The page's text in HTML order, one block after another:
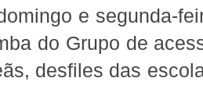
e segunda-
do Grupo de
desfiles das